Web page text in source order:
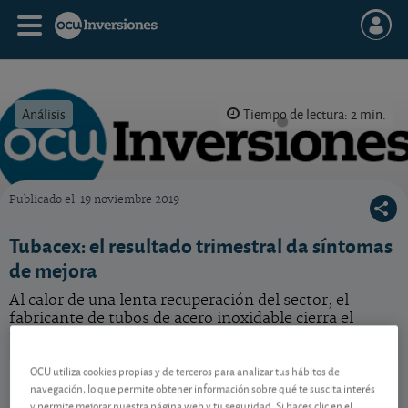
Análisis Tiempo de lectura: 2 min.
Publicado el 19 noviembre 2019
Tubacex: el resultado trimestral da síntomas
de mejora
Al calor de una lenta recuperación del sector, el
fabricante de tubos de acero inoxidable cierra el
Tubacex
ES0132945017
3,01 EUR
OCU utiliza cookies propias y de terceros para analizar tus hábitos de
navegación, lo que permite obtener información sobre qué te suscita interés